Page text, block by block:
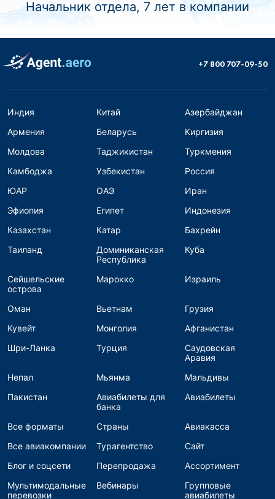
Начальник отдела, 7 лет в компании
+7 800 707-09-50
Индия Китай
Азербайджан
Армения
Беларусь
Киргизия
Молдова
Таджикистан
Туркмения
Камбоджа
Узбекистан
Россия
ЮАР
ОАЭ
Иран
Эфиопия
Египет
Индонезия
Казахстан
Катар
Бахрейн
Таиланд
Доминиканская
Республика
Куба
Сейшельские
острова
Марокко Израиль
Оман Вьетнам
Грузия
Кувейт
Монголия
Афганистан
Шри-Ланка
Турция
Саудовская
Аравия
Непал
Мьянма
Мальдивы
Пакистан
Авиабилеты для
банка
Авиабилеты
Все форматы Страны
Авиакасса
Все авиакомпании
Турагентство
Сайт
Блог и соцсети
Перепродажа
Ассортимент
Мультимодальные
перевозки
Вебинары
Групповые
авиабилеты